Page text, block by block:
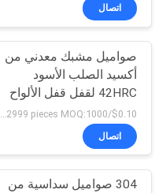
اتصال
صواميل مشبك معدني من
أكسيد الصلب الأسود
42HRC لقفل قفل الألواح
$0.10/pieces 1000-2999 pieces MOQ:1000 قطعة
اتصال
304 صواميل سداسية من